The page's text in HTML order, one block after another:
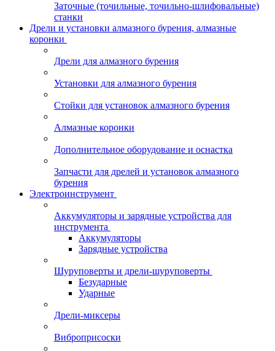
Заточные (точильные, точильно-шлифовальные)
станки
Дрели и установки алмазного бурения, алмазные
коронки
Дрели для алмазного бурения
Установки для алмазного бурения
Стойки для установок алмазного бурения
Алмазные коронки
Дополнительное оборудование и оснастка
Запчасти для дрелей и установок алмазного
бурения
Электроинструмент
Аккумуляторы и зарядные устройства для
инструмента
Аккумуляторы
Зарядные устройства
Шуруповерты и дрели-шуруповерты
Безударные
Ударные
Дрели-миксеры
Виброприсоски